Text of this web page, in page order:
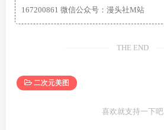
167200861 微信公众号：漫头社M站
THE END
二次元美图
喜欢就支持一下吧